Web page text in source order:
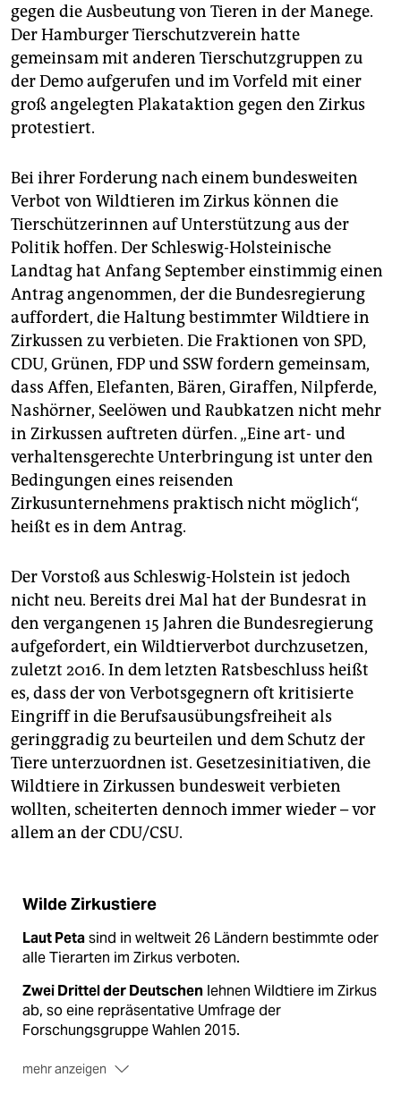
gegen die Ausbeutung von Tieren in der Manege.
Der Hamburger Tierschutzverein hatte
gemeinsam mit anderen Tierschutzgruppen zu
der Demo aufgerufen und im Vorfeld mit einer
groß angelegten Plakataktion gegen den Zirkus
protestiert.
Bei ihrer Forderung nach einem bundesweiten
Verbot von Wildtieren im Zirkus können die
Tierschützerinnen auf Unterstützung aus der
Politik hoffen. Der Schleswig-Holsteinische
Landtag hat Anfang September einstimmig einen
Antrag angenommen, der die Bundesregierung
auffordert, die Haltung bestimmter Wildtiere in
Zirkussen zu verbieten. Die Fraktionen von SPD,
CDU, Grünen, FDP und SSW fordern gemeinsam,
dass Affen, Elefanten, Bären, Giraffen, Nilpferde,
Nashörner, Seelöwen und Raubkatzen nicht mehr
in Zirkussen auftreten dürfen. „Eine art- und
verhaltensgerechte Unterbringung ist unter den
Bedingungen eines reisenden
Zirkusunternehmens praktisch nicht möglich“,
heißt es in dem Antrag.
Der Vorstoß aus Schleswig-Holstein ist jedoch
nicht neu. Bereits drei Mal hat der Bundesrat in
den vergangenen 15 Jahren die Bundesregierung
aufgefordert, ein Wildtierverbot durchzusetzen,
zuletzt 2016. In dem letzten Ratsbeschluss heißt
es, dass der von Verbotsgegnern oft kritisierte
Eingriff in die Berufsausübungsfreiheit als
geringgradig zu beurteilen und dem Schutz der
Tiere unterzuordnen ist. Gesetzesinitiativen, die
Wildtiere in Zirkussen bundesweit verbieten
wollten, scheiterten dennoch immer wieder – vor
allem an der CDU/CSU.
Wilde Zirkustiere
Laut Petasind in weltweit 26 Ländern bestimmte oder
alle Tierarten im Zirkus verboten.
Zwei Drittel der Deutschen lehnen Wildtiere im Zirkus
ab, so eine repräsentative Umfrage der
Forschungsgruppe Wahlen 2015.
mehr anzeigen